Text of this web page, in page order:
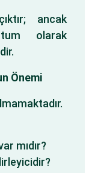
ancak
olarak
Önemi
mıdır?